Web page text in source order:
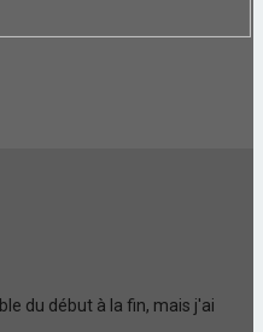
du début à la fin, mais j'ai